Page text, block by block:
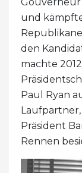
und
den
machte
Paul Ryan
Präsident
Rennen